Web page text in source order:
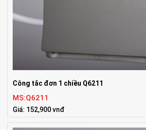
Công tắc đơn 1 chiều Q6211
MS:Q6211
Giá: 152,900 vnđ
Tiêu chuẩn:ISO9001:2008, UL, TUV, IEC, BS